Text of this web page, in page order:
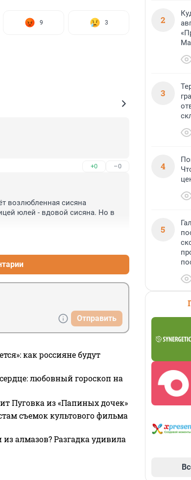
9 3
+0 –0
возлюбленная сисяна
юлей - вдовой сисяна. Но в
Отправить
как россияне будут
любовный гороскоп на
Пуговка из «Папиных дочек»
съемок культового фильма
алмазов? Разгадка удивила
2
3
4
5